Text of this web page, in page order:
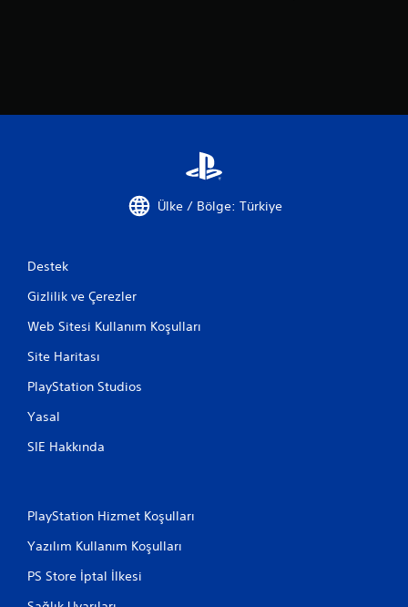
Ülke / Bölge: Türkiye
Destek
Gizlilik ve Çerezler
Web Sitesi Kullanım Koşulları
Site Haritası
PlayStation Studios
Yasal
SIE Hakkında
PlayStation Hizmet Koşulları
Yazılım Kullanım Koşulları
PS Store İptal İlkesi